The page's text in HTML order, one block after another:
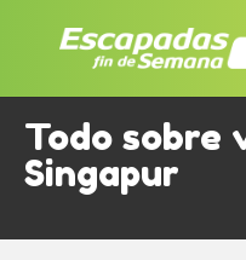
Todo sobre
Singapur